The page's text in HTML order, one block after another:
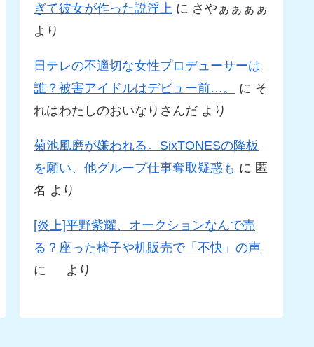
ぎて彼女が作った説浮上 に さやぁぁぁぁ
より
日テレの不適切な女性プロデューサーは
誰？被害アイドルはデビュー前…。
に そ
れはわたしのおいなりさんだ より
菊池風磨が嫌われる。SixTONESの降板
を願い、他グループ仕事奪取疑惑も に 匿
名 より
[炎上]平野紫耀、オークションなんで売
る？座った椅子や机販売で「不快」の声
に
より